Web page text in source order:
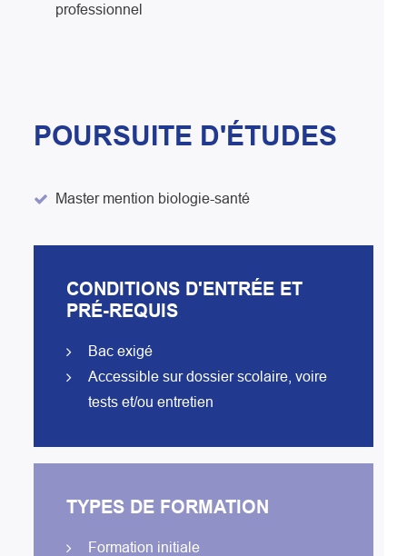
professionnel
POURSUITE D'ÉTUDES
Master mention biologie-santé
CONDITIONS D'ENTRÉE ET
PRÉ-REQUIS
Bac exigé
Accessible sur dossier scolaire, voire
tests et/ou entretien
TYPES DE FORMATION
Formation initiale